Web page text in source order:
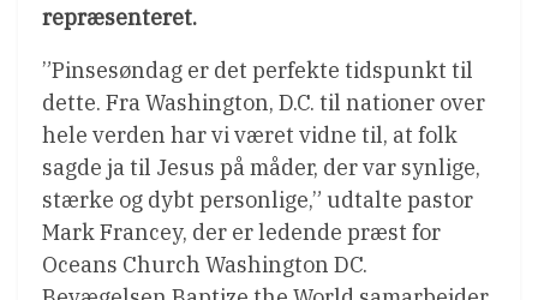
repræsenteret.
”Pinsesøndag er det perfekte tidspunkt til
dette. Fra Washington, D.C. til nationer over
hele verden har vi været vidne til, at folk
sagde ja til Jesus på måder, der var synlige,
stærke og dybt personlige,” udtalte pastor
Mark Francey, der er ledende præst for
Oceans Church Washington DC.